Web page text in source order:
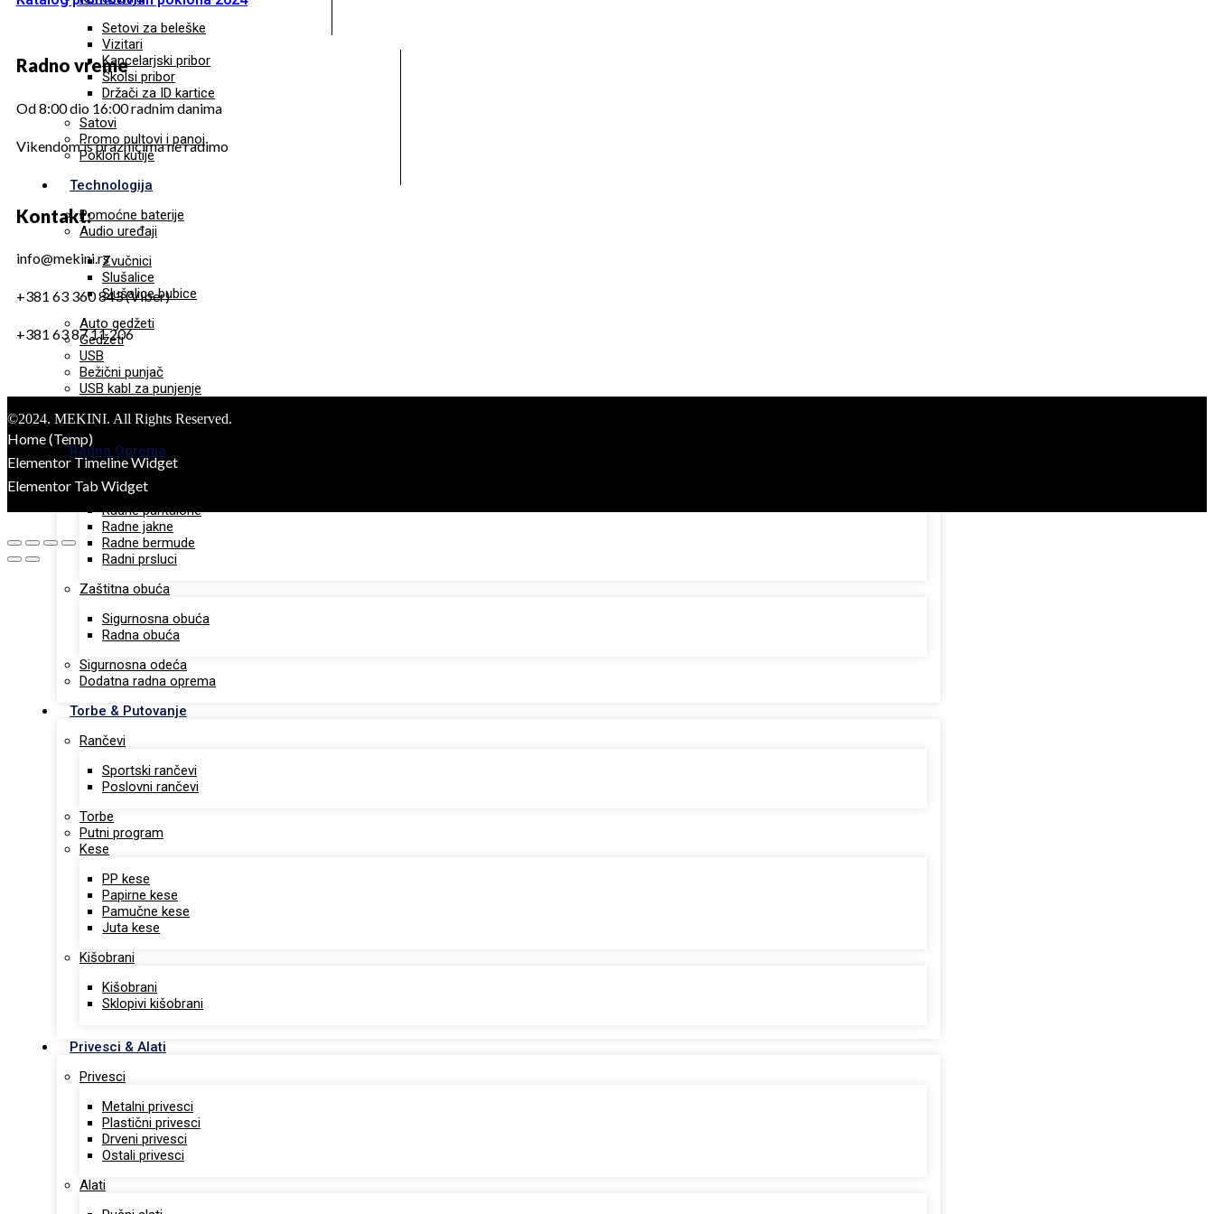
Setovi za beleške
Vizitari
Kancelarjski pribor
Školsi pribor
Držači za ID kartice
Satovi
Promo pultovi i panoi
Poklon kutije
Technologija
Pomoćne baterije
Audio uređaji
Zvučnici
Slušalice
Slušalice bubice
Auto gedžeti
Gedžeti
USB
Bežični punjač
USB kabl za punjenje
Tech portfolio
Radna Oprema
Radna odeća
Radne pantalone
Radne jakne
Radne bermude
Radni prsluci
Zaštitna obuća
Sigurnosna obuća
Radna obuća
Sigurnosna odeća
Dodatna radna oprema
Torbe & Putovanje
Rančevi
Sportski rančevi
Poslovni rančevi
Torbe
Putni program
Kese
PP kese
Papirne kese
Pamučne kese
Juta kese
Kišobrani
Kišobrani
Sklopivi kišobrani
Privesci & Alati
Privesci
Metalni privesci
Plastični privesci
Drveni privesci
Ostali privesci
Alati
Radno vreme
Od 8:00 dio 16:00 radnim danima
Vikendom is praznicima ne radimo
Kontakt:
info@mekini.rs
+381 63 360 843 (Viber)
+381 63 87 11 206
©2024. MEKINI. All Rights Reserved.
Home (Temp)
Elementor Timeline Widget
Elementor Tab Widget